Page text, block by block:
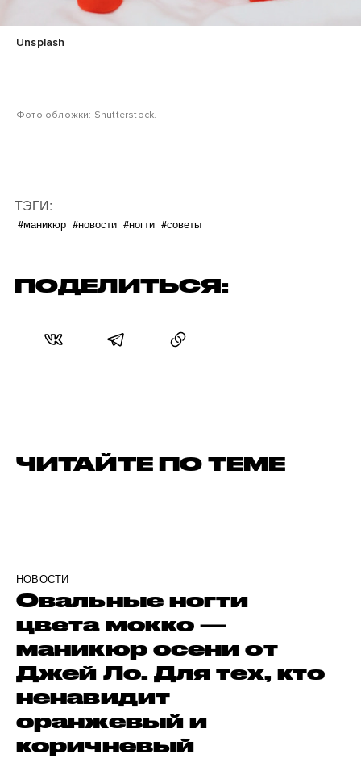
Unsplash
Фото обложки: Shutterstock.
ТЭГИ:
#маникюр #новости #ногти #советы
ПОДЕЛИТЬСЯ:
ЧИТАЙТЕ ПО ТЕМЕ
НОВОСТИ
Овальные ногти
цвета мокко —
маникюр осени от
Джей Ло. Для тех, кто
ненавидит
оранжевый и
коричневый